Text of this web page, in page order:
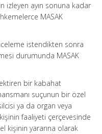
izleyen ayın sonuna kadar
MASAK
istendikten sonra
durumunda MASAK
bir kabahat
suçunun bir özel
ya da organ veya
faaliyeti çerçevesinde
kişinin yararına olarak